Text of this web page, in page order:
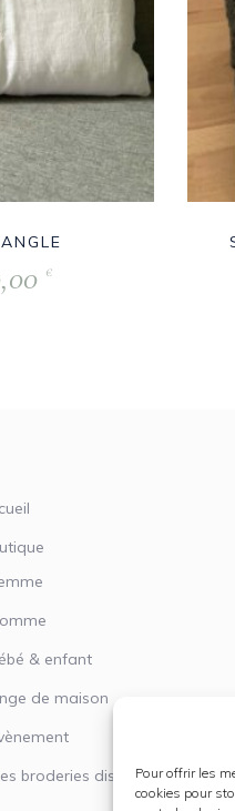
Pour offrir les
cookies pour
€
& enfant
de maison
broderies disponibles